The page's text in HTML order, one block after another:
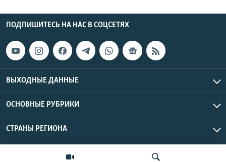
ПОДПИШИТЕСЬ НА НАС В СОЦСЕТЯХ
ВЫХОДНЫЕ ДАННЫЕ
ОСНОВНЫЕ РУБРИКИ
СТРАНЫ РЕГИОНА
Азаттык Азия © 2026 RFE/RL, Inc. | Все права защищены.